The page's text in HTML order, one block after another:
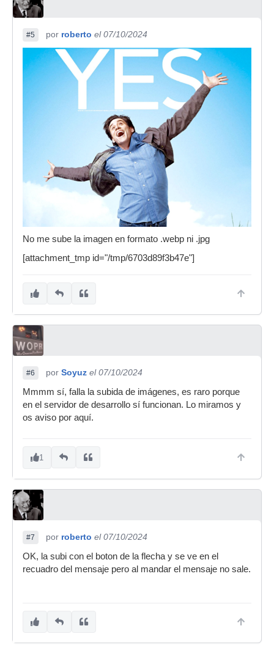
#5 por roberto el 07/10/2024
No me sube la imagen en formato .webp ni .jpg
[attachment_tmp id="/tmp/6703d89f3b47e"]
#6 por Soyuz el 07/10/2024
Mmmm sí, falla la subida de imágenes, es raro porque
en el servidor de desarrollo sí funcionan. Lo miramos y
os aviso por aquí.
1
#7 por roberto el 07/10/2024
OK, la subi con el boton de la flecha y se ve en el
recuadro del mensaje pero al mandar el mensaje no sale.